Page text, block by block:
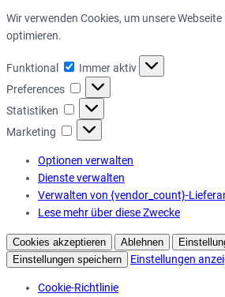
Wir verwenden Cookies, um unsere
optimieren.
Funktional Funktional
Immer aktiv
Preferences
Preferences
Statistiken Statistiken
Marketing Marketing
Optionen verwalten
Dienste verwalten
Verwalten von {vendor_count}-
Lese mehr über diese Zwecke
Cookies akzeptieren Ablehnen
Einstellungen speichern
Einstellungen
Cookie-Richtlinie